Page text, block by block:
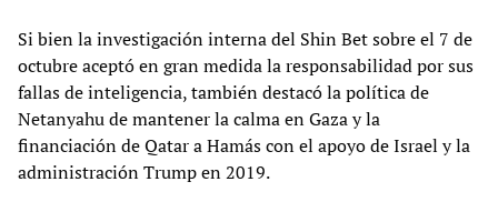
Si bien la investigación interna del Shin Bet sobre el 7 de
octubre aceptó en gran medida la responsabilidad por sus
fallas de inteligencia, también destacó la política de
Netanyahu de mantener la calma en Gaza y la
financiación de Qatar a Hamás con el apoyo de Israel y la
administración Trump en 2019.